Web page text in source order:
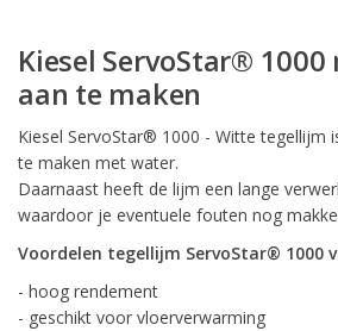
Kiesel ServoStar® 1000
aan te maken
Kiesel ServoStar® 1000 - Witte tegellijm
te maken met water.
Daarnaast heeft de lijm een lange
waardoor je eventuele fouten nog
Voordelen tegellijm ServoStar® 1000
- hoog rendement
- geschikt voor vloerverwarming